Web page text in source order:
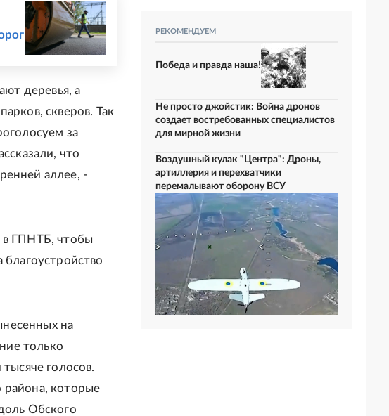
деревья, а
скверов. Так
за
что
аллее, -
в ГПНТБ, чтобы
на
только
голосов.
района, которые
Обского
РЕКОМЕНДУЕМ
Победа и правда наша!
Не просто джойстик: Война дронов
создает востребованных специалистов
для мирной жизни
Воздушный кулак "Центра": Дроны,
артиллерия и перехватчики
перемалывают оборону ВСУ